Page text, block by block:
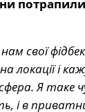
свої
локації і
Я таке
і в